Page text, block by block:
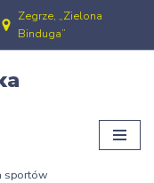
Zegrze, „Zielona
Binduga”
sportów